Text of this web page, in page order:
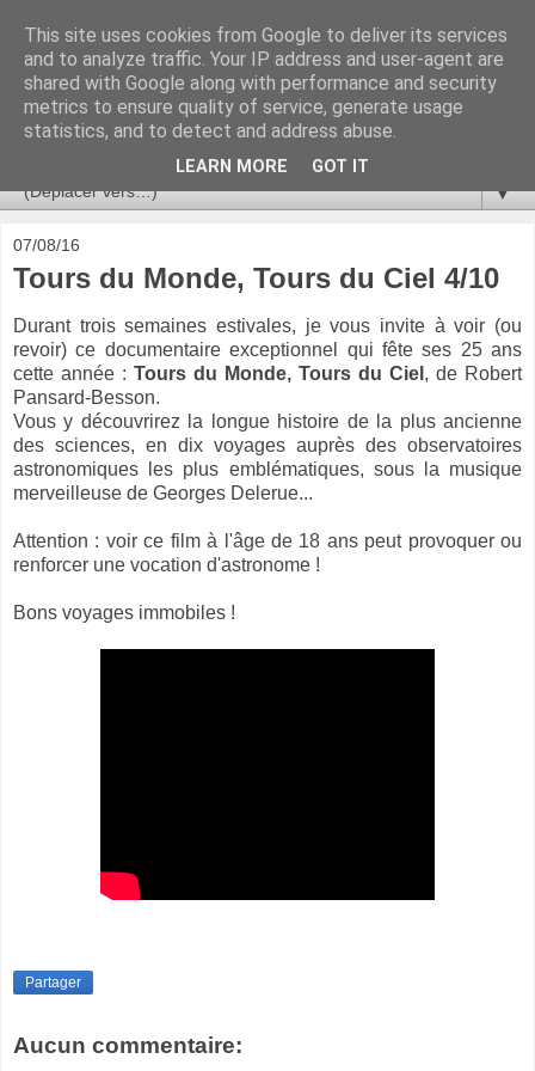
Ça se passe là haut
Astronomie, Astrophysique, Astroparticules, Cosmologie.
L'infini se contemple, indéfiniment. ISSN 2272-5768
▼
07/08/16
Tours du Monde, Tours du Ciel 4/10
Durant trois semaines estivales, je vous invite à voir (ou
revoir) ce documentaire exceptionnel qui fête ses 25 ans
cette année : Tours du Monde, Tours du Ciel , de Robert
Pansard-Besson.
Vous y découvrirez la longue histoire de la plus ancienne
des sciences, en dix voyages auprès des observatoires
astronomiques les plus emblématiques, sous la musique
merveilleuse de Georges Delerue...
Attention : voir ce film à l'âge de 18 ans peut provoquer ou
renforcer une vocation d'astronome !
Bons voyages immobiles !
Partager
Aucun commentaire:
This site uses cookies from Google to deliver its services
and to analyze traffic. Your IP address and user-agent are
shared with Google along with performance and security
metrics to ensure quality of service, generate usage
statistics, and to detect and address abuse.
LEARN MORE GOT IT